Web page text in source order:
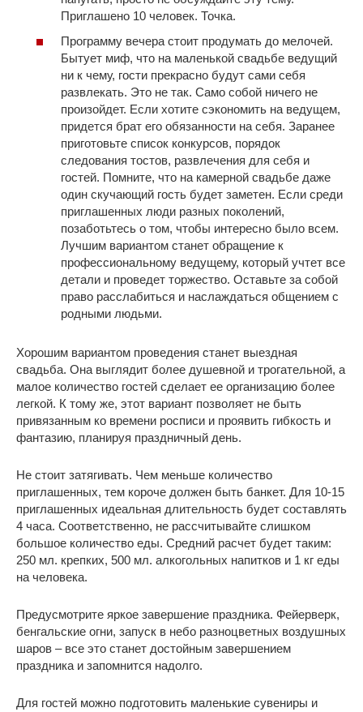
Приглашено 10 человек. Точка.
Программу вечера стоит продумать до мелочей.
Бытует миф, что на маленькой свадьбе ведущий
ни к чему, гости прекрасно будут сами себя
развлекать. Это не так. Само собой ничего не
произойдет. Если хотите сэкономить на ведущем,
придется брат его обязанности на себя. Заранее
приготовьте список конкурсов, порядок
следования тостов, развлечения для себя и
гостей. Помните, что на камерной свадьбе даже
один скучающий гость будет заметен. Если среди
приглашенных люди разных поколений,
позаботьтесь о том, чтобы интересно было всем.
Лучшим вариантом станет обращение к
профессиональному ведущему, который учтет все
детали и проведет торжество. Оставьте за собой
право расслабиться и наслаждаться общением с
родными людьми.
Хорошим вариантом проведения станет выездная
свадьба. Она выглядит более душевной и трогательной, а
малое количество гостей сделает ее организацию более
легкой. К тому же, этот вариант позволяет не быть
привязанным ко времени росписи и проявить гибкость и
фантазию, планируя праздничный день.
Не стоит затягивать. Чем меньше количество
приглашенных, тем короче должен быть банкет. Для 10-15
приглашенных идеальная длительность будет составлять
4 часа. Соответственно, не рассчитывайте слишком
большое количество еды. Средний расчет будет таким:
250 мл. крепких, 500 мл. алкогольных напитков и 1 кг еды
на человека.
Предусмотрите яркое завершение праздника. Фейерверк,
бенгальские огни, запуск в небо разноцветных воздушных
шаров – все это станет достойным завершением
праздника и запомнится надолго.
Для гостей можно подготовить маленькие сувениры и